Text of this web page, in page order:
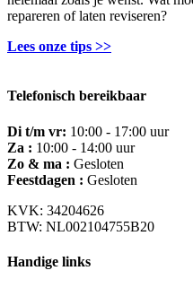
repareren of laten reviseren?
Lees onze tips >>
Telefonisch bereikbaar
Di t/m vr: 10:00 - 17:00 uur
Za : 10:00 - 14:00 uur
Zo & ma : Gesloten
Feestdagen : Gesloten
KVK: 34204626
BTW: NL002104755B20
Handige links